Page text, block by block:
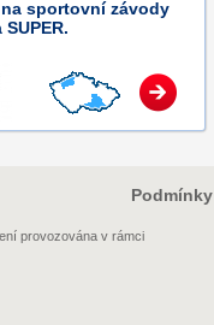
sportovní závody
SUPER.
Podmínky
provozována v rámci